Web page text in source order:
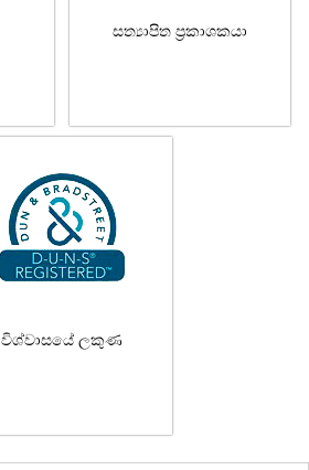
සත්‍යාපිත ප්‍රකාශකයා
විශ්වාසයේ ලකුණ